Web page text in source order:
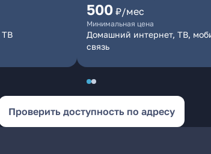
ТВ
500 ₽/мес
Минимальная цена
Домашний интернет, ТВ,
связь
Проверить доступность по адресу